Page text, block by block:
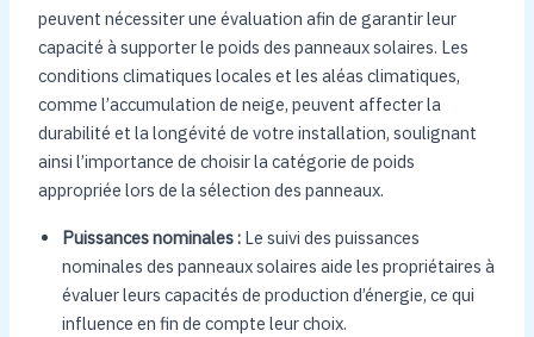
peuvent nécessiter une évaluation afin de garantir leur
capacité à supporter le poids des panneaux solaires. Les
conditions climatiques locales et les aléas climatiques,
comme l’accumulation de neige, peuvent affecter la
durabilité et la longévité de votre installation, soulignant
ainsi l’importance de choisir la catégorie de poids
appropriée lors de la sélection des panneaux.
Puissances nominales :Le suivi des puissances
nominales des panneaux solaires aide les propriétaires à
évaluer leurs capacités de production d’énergie, ce qui
influence en fin de compte leur choix.